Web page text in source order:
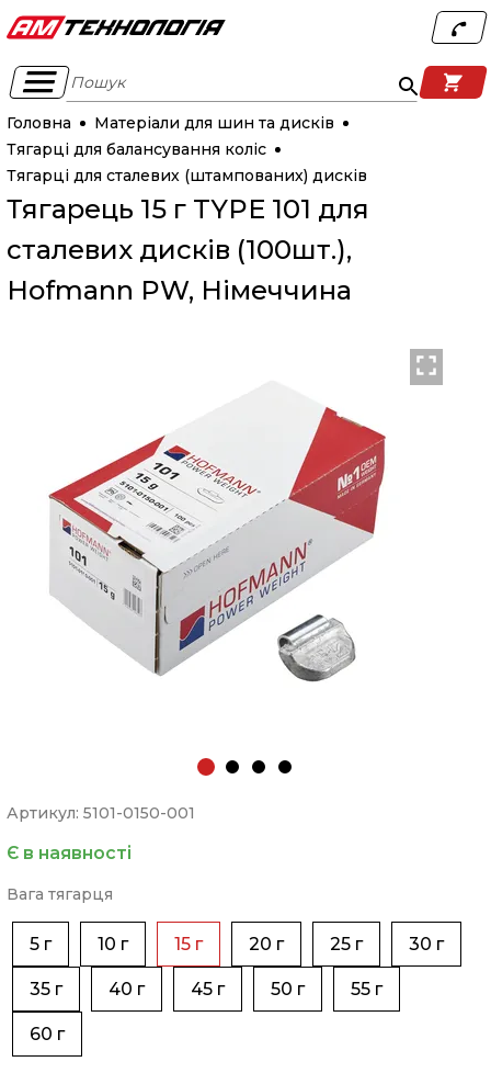
Пошук
Головна
Матеріали для шин та дисків
Тягарці для балансування коліс
Тягарці для сталевих (штампованих) дисків
Тягарець 15 г TYPE 101 для
сталевих дисків (100шт.),
Hofmann PW, Німеччина
Артикул: 5101-0150-001
Є в наявності
Вага тягарця
5 г 10 г 15 г 20 г 25 г 30 г
35 г 40 г 45 г 50 г 55 г
60 г